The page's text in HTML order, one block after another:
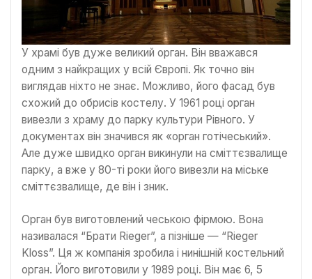
У храмі був дуже великий орган. Він вважався
одним з найкращих у всій Європі. Як точно він
виглядав ніхто не знає. Можливо, його фасад був
схожий до обрисів костелу. У 1961 році орган
вивезли з храму до парку культури Рівного. У
документах він значився як «орган готічеський».
Але дуже швидко орган викинули на сміттєзвалище
парку, а вже у 80-ті роки його вивезли на міське
сміттєзвалище, де він і зник.
Орган був виготовлений чеською фірмою. Вона
називалася “Брати Rieger”, а пізніше — “Rieger
Kloss”. Ця ж компанія зробила і нинішній костельний
орган. Його виготовили у 1989 році. Він має 6, 5